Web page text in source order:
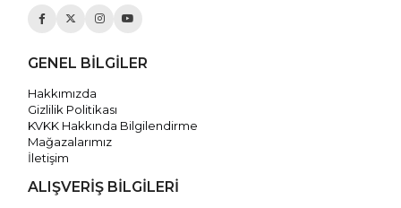
GENEL BİLGİLER
Hakkımızda
Gizlilik Politikası
KVKK Hakkında Bilgilendirme
Mağazalarımız
İletişim
ALIŞVERİŞ BİLGİLERİ